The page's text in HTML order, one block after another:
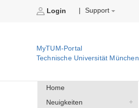
Login Support
MyTUM-Portal
Technische Universität München
Home
Neuigkeiten